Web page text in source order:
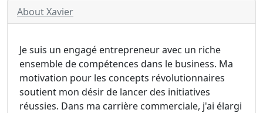
About Xavier
Je suis un engagé entrepreneur avec un riche
ensemble de compétences dans le business. Ma
motivation pour les concepts révolutionnaires
soutient mon désir de lancer des initiatives
réussies. Dans ma carrière commerciale, j'ai élargi